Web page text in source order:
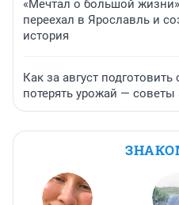
«Мечтал о большой
переехал в Ярославль и
история
Как за август
потерять урожай — советы